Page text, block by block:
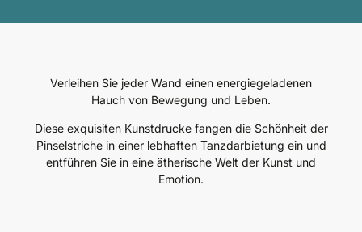
Verleihen Sie jeder Wand einen energiegeladenen
Hauch von Bewegung und Leben.
Diese exquisiten Kunstdrucke fangen die Schönheit der
Pinselstriche in einer lebhaften Tanzdarbietung ein und
entführen Sie in eine ätherische Welt der Kunst und
Emotion.